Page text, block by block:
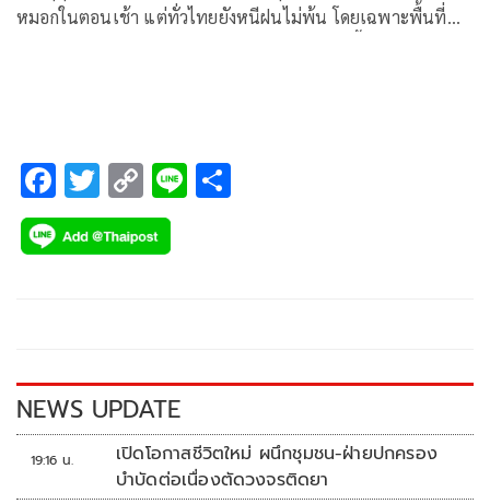
หมอกในตอนเช้า แต่ทั่วไทยยังหนีฝนไม่พ้น โดยเฉพาะพื้นที่
F
ac
e
k
T
wi
tt
C
o
p
k
Li
NEWS UPDATE
19:16 น.
เปิดโอกาสชีวิตใหม่ ผนึกชุมชน-ฝ่ายปกครอง
บำบัดต่อเนื่องตัดวงจรติดยา